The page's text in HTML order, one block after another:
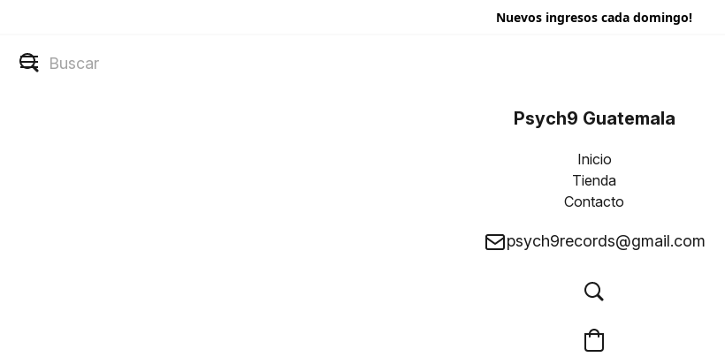
Nuevos ingresos cada domingo!
Psych9 Guatemala
Inicio
Tienda
Contacto
psych9records@gmail.com